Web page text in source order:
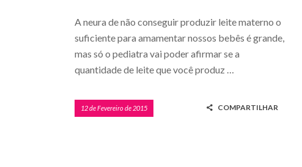
A neura de não conseguir produzir leite materno o
suficiente para amamentar nossos bebês é grande,
mas só o pediatra vai poder afirmar se a
quantidade de leite que você produz …
12 de Fevereiro de 2015 COMPARTILHAR